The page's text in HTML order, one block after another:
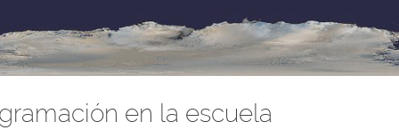
en la escuela